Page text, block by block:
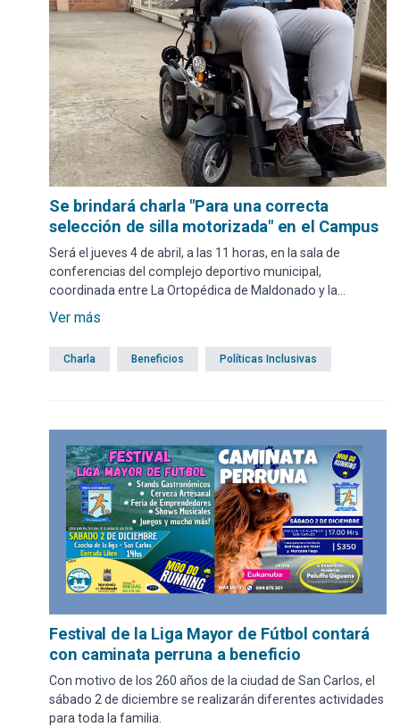
Se brindará charla "Para una correcta
selección de silla motorizada" en el Campus
Será el jueves 4 de abril, a las 11 horas, en la sala de
conferencias del complejo deportivo municipal,
coordinada entre La Ortopédica de Maldonado y la
dirección de Políticas Inclusivas de la IDM. Es abierta y
Ver más
Charla Beneficios Políticas Inclusivas
Festival de la Liga Mayor de Fútbol contará
con caminata perruna a beneficio
Con motivo de los 260 años de la ciudad de San Carlos, el
sábado 2 de diciembre se realizarán diferentes actividades
para toda la familia.